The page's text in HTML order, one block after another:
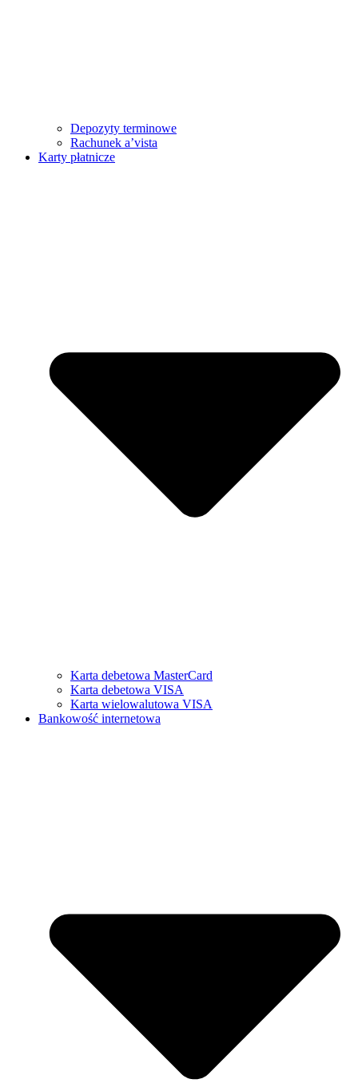
Depozyty terminowe
Rachunek a’vista
Karty płatnicze
Karta debetowa MasterCard
Karta debetowa VISA
Karta wielowalutowa VISA
Bankowość internetowa